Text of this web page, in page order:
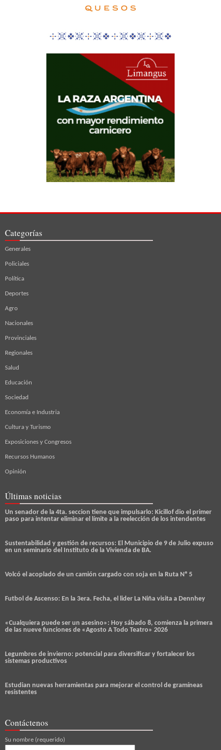
Categorías
Generales
Policiales
Política
Deportes
Agro
Nacionales
Provinciales
Regionales
Salud
Educación
Sociedad
Economía e Industria
Cultura y Turismo
Exposiciones y Congresos
Recursos Humanos
Opinión
Últimas noticias
Un senador de la 4ta. seccion tiene que impulsarlo: Kicillof dio el primer
paso para intentar eliminar el límite a la reelección de los intendentes
Sustentabilidad y gestión de recursos: El Municipio de 9 de Julio expuso
en un seminario del Instituto de la Vivienda de BA.
Volcó el acoplado de un camión cargado con soja en la Ruta Nº 5
Futbol de Ascenso: En la 3era. Fecha, el lider La Niña visita a Dennhey
«Cualquiera puede ser un asesino»: Hoy sábado 8, comienza la primera
de las nueve funciones de «Agosto A Todo Teatro» 2026
Legumbres de invierno: potencial para diversificar y fortalecer los
sistemas productivos
Estudian nuevas herramientas para mejorar el control de gramíneas
resistentes
Contáctenos
Su nombre (requerido)